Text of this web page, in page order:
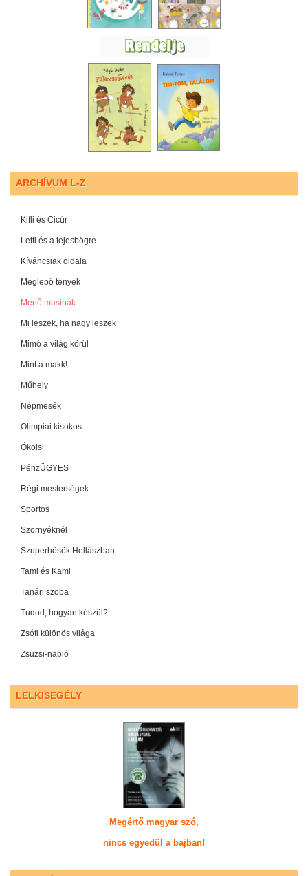
ARCHÍVUM L-Z
Kifli és Cicúr
Letti és a tejesbögre
Kíváncsiak oldala
Meglepő tények
Menő masinák
Mi leszek, ha nagy leszek
Mimó a világ körül
Mint a makk!
Műhely
Népmesék
Olimpiai kisokos
Ökoisi
PénzÜGYES
Régi mesterségek
Sportos
Szörnyéknél
Szuperhősök Hellászban
Tami és Kami
Tanári szoba
Tudod, hogyan készül?
Zsófi különös világa
Zsuzsi-napló
LELKISEGÉLY
Megértő magyar szó,
nincs egyedül a bajban!